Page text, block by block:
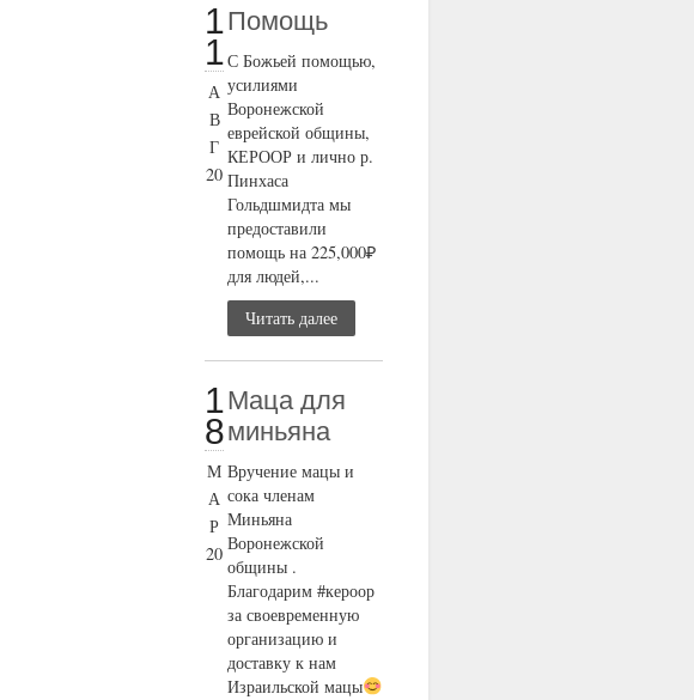
1
1
А
В
Г
20
Помощь
С Божьей помощью,
усилиями
Воронежской
еврейской общины,
КЕРООР и лично р.
Пинхаса
Гольдшмидта мы
предоставили
помощь на 225,000₽
для людей,...
Читать далее
1
8
М
А
Р
20
Маца для
миньяна
Вручение мацы и
сока членам
Миньяна
Воронежской
общины .
Благодарим #кероор
за своевременную
организацию и
доставку к нам
Израильской мацы